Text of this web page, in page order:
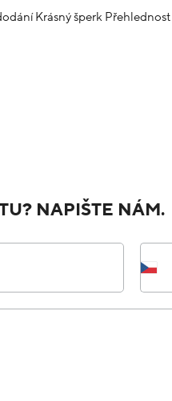
Krásný šperk Přehlednost
NAPIŠTE NÁM.